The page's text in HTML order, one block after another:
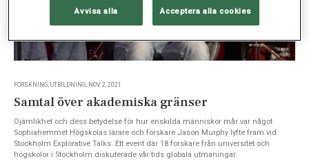
FORSKNING, UTBILDNING, NOV 2, 2021
Samtal över akademiska gränser
Ojämlikhet och dess betydelse för hur enskilda människor mår var något
Sophiahemmet Högskolas lärare och forskare Jason Murphy lyfte fram vid
Stockholm Explorative Talks. Ett event där 18 forskare från universitet och
högskolor i Stockholm diskuterade vår tids globala utmaningar.
Avvisa alla Acceptera alla cookies